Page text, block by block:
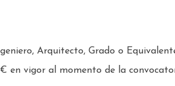
Arquitecto, Grado o
en vigor al momento de la